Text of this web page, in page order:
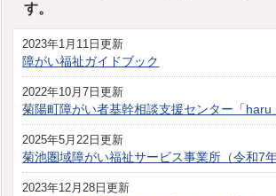
す。
2023年1月11日更新
障がい福祉ガイドブック
2022年10月7日更新
菊陽町障がい者基幹相談支援センター「haru
2025年5月22日更新
菊池圏域障がい福祉サービス事業所（令和7年
2023年12月28日更新